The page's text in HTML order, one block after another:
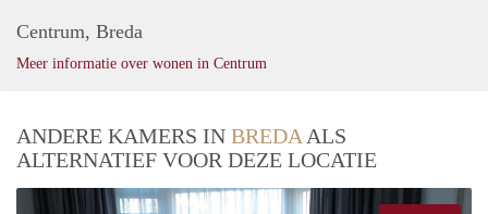
Centrum, Breda
Meer informatie over wonen in Centrum
ANDERE KAMERS IN BREDA ALS
ALTERNATIEF VOOR DEZE LOCATIE